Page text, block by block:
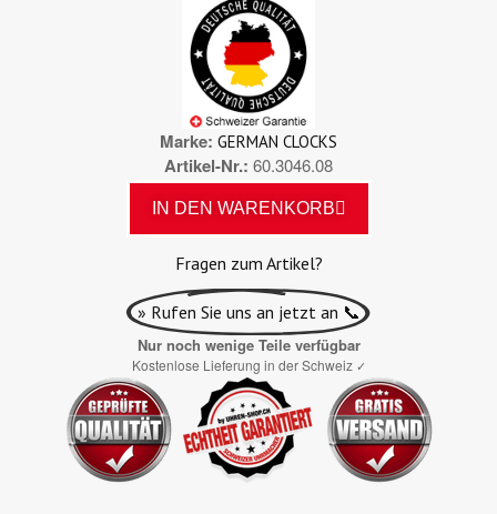
Marke GERMAN CLOCKS
Artikel-Nr. 60.3046.08
IN DEN WARENKORB
Fragen zum Artikel?
» Rufen Sie uns an jetzt an 📞
Nur noch wenige Teile verfügbar
Kostenlose Lieferung in der Schweiz ✓